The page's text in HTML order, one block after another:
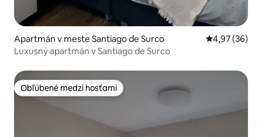
Apartmán v meste Santiago de Surco Priemerné
4,97 (36)
Luxusný apartmán v Santiago de Surco
Obľúbené medzi hosťami
Obľúbené medzi hosťami